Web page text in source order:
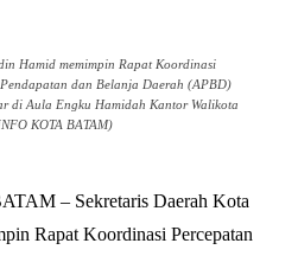
Hamid memimpin Rapat Koordinasi
dan Belanja Daerah (APBD)
di Aula Engku Hamidah Kantor Walikota
KOTA BATAM)
– Sekretaris Daerah Kota
Rapat Koordinasi Percepatan